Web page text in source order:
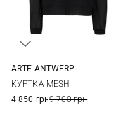
ARTE ANTWERP
КУРТКА MESH
4 850 грн9 700 грн